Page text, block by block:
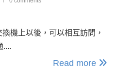
機上以後，可以相互訪問，
....
Read more